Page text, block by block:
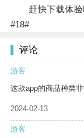
赶快下载体验
#18#
评论
游客
这款app的商品种类
2024-02-13
游客